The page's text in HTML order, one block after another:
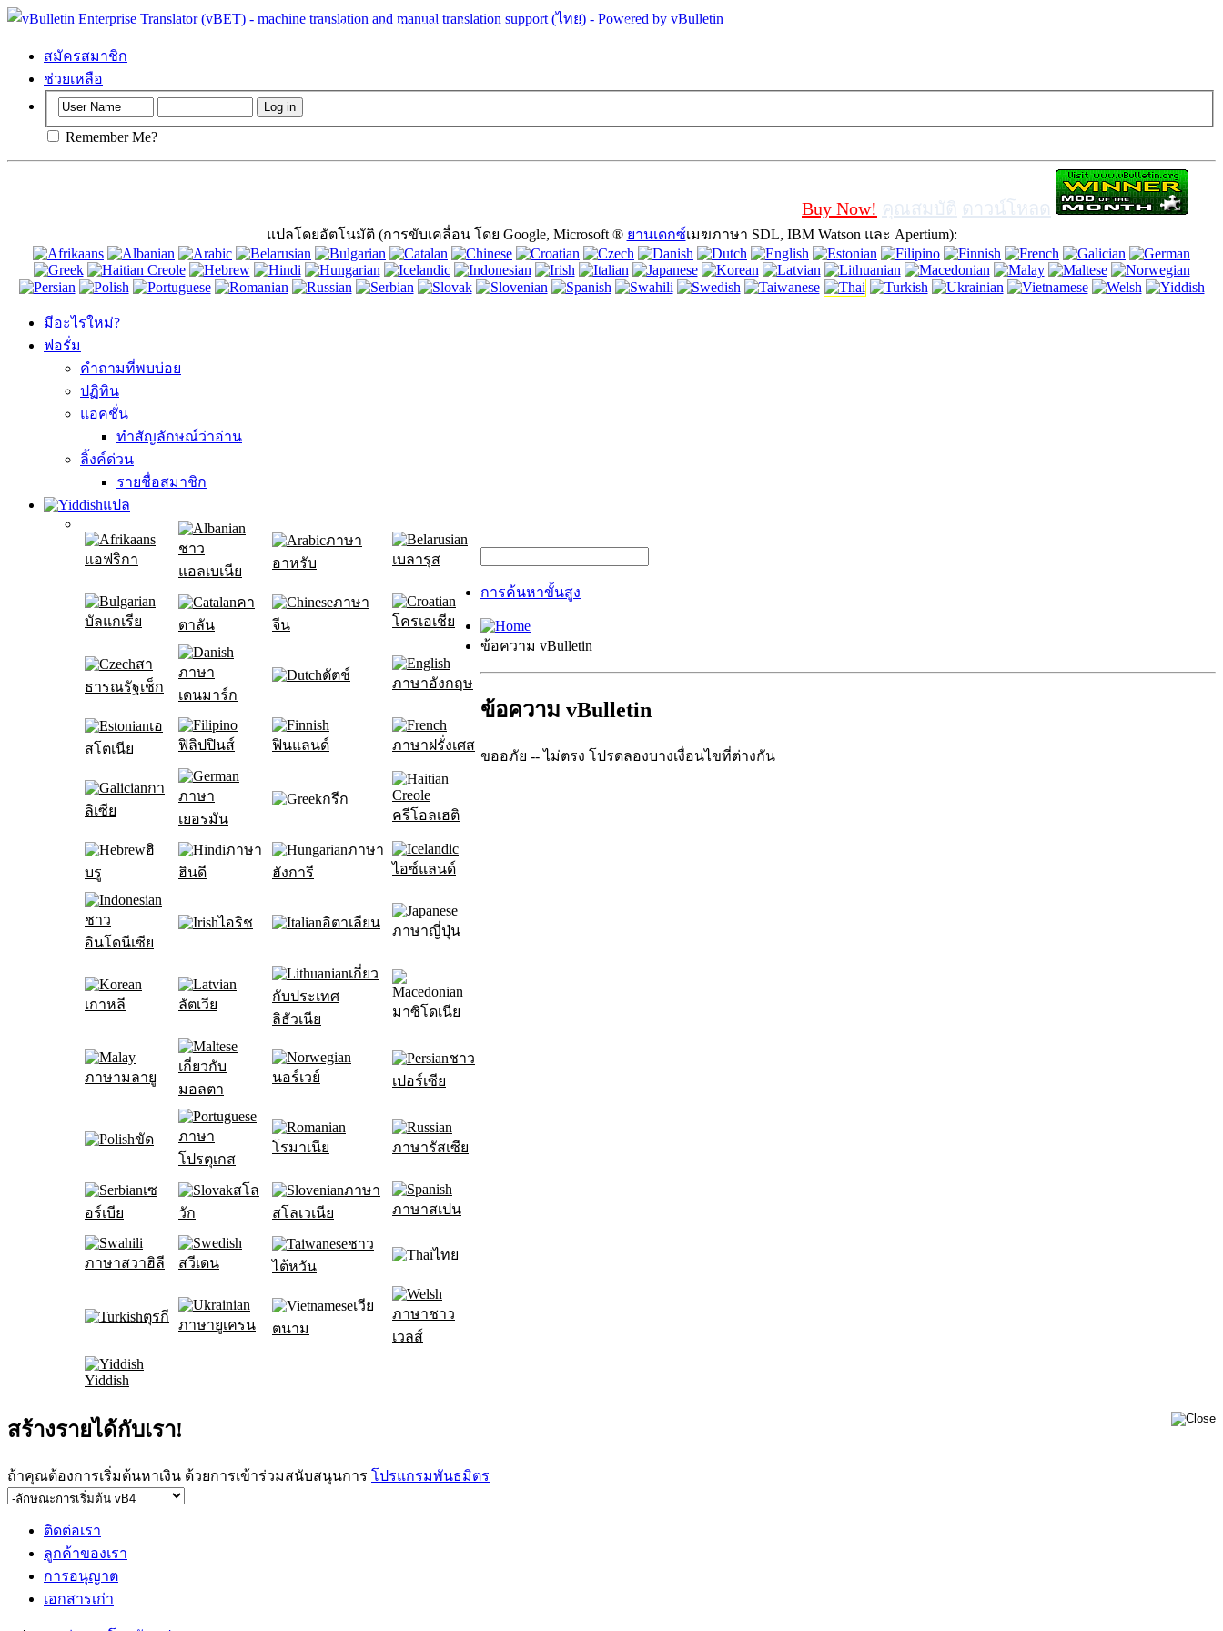
สำคัญ: หน้านี้จะใช้คุกกี้ (cookies). การใช้เว็บไซต์นี้โดยไม่ต้องปิดคุกกี้ในเบราว์เซอร์หมายความว่าคุณยอมรับในการใช้มัน
สมัครสมาชิก
ช่วยเหลือ
Remember Me?
Buy Now! คุณสมบัติ ดาวน์โหลด
แปลโดยอัตโนมัติ (การขับเคลื่อน โดย Google, Microsoft ® ยานเดกซ์เมฆภาษา SDL, IBM Watson และ Apertium):
มีอะไรใหม่?
ฟอรั่ม
คำถามที่พบบ่อย
ปฏิทิน
แอคชั่น
ทำสัญลักษณ์ว่าอ่าน
ลิ้งค์ด่วน
รายชื่อสมาชิก
แปล
แอฟริกา
ชาว
แอลเบเนีย
ภาษา
อาหรับ
เบลารุส
บัลแกเรีย
คา
ตาลัน
ภาษา
จีน
โครเอเชีย
สา
ธารณรัฐเช็ก
ภาษา
เดนมาร์ก
ดัตช์
ภาษาอังกฤษ
เอ
สโตเนีย
ฟิลิปปินส์ ฟินแลนด์ ภาษาฝรั่งเศส
กา
ลิเซีย
ภาษา
เยอรมัน
กรีก
ครีโอลเฮติ
ฮิ
บรู
ภาษา
ฮินดี
ภาษา
ฮังการี
ไอซ์แลนด์
ชาว
อินโดนีเซีย
ไอริช อิตาเลียน
ภาษาญี่ปุ่น
เกาหลี ลัตเวีย
เกี่ยว
กับประเทศ
ลิธัวเนีย
มาซิโดเนีย
ภาษามลายู
เกี่ยวกับ
มอลตา
นอร์เวย์
ชาว
เปอร์เซีย
ขัด
ภาษา
โปรตุเกส
โรมาเนีย ภาษารัสเซีย
เซ
อร์เบีย
สโล
วัก
ภาษา
สโลเวเนีย
ภาษาสเปน
ภาษาสวาฮิลี สวีเดน
ชาว
ไต้หวัน
ไทย
ตุรกี
ภาษายูเครน
เวีย
ตนาม
ภาษาชาว
เวลส์
Yiddish
การค้นหาขั้นสูง
ข้อความ vBulletin
สร้างรายได้กับเรา!
ถ้าคุณต้องการเริ่มต้นหาเงิน ด้วยการเข้าร่วมสนับสนุนการ โปรแกรมพันธมิตร
ข้อความ vBulletin
ขออภัย -- ไม่ตรง โปรดลองบางเงื่อนไขที่ต่างกัน
ติดต่อเรา
ลูกค้าของเรา
การอนุญาต
เอกสารเก่า